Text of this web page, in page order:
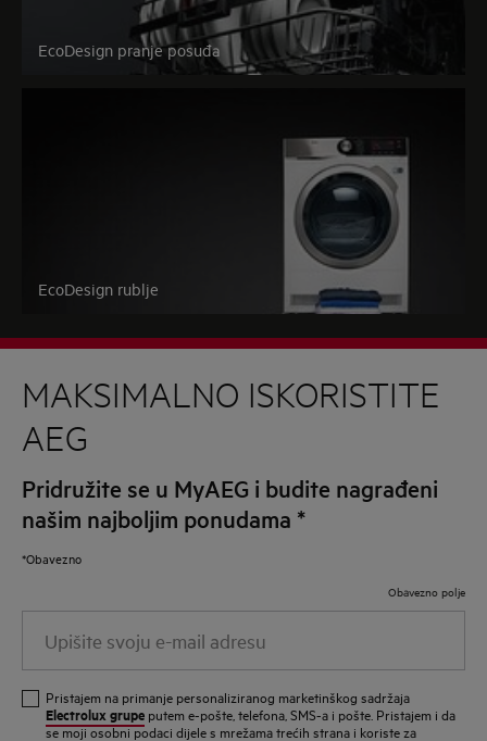
EcoDesign pranje posuđa
EcoDesign rublje
MAKSIMALNO ISKORISTITE
AEG
Pridružite se u MyAEG i budite nagrađeni
našim najboljim ponudama *
*Obavezno
Obavezno polje
svoju
mailPristajem na primanje personaliziranog marketinškog sadržaja
Electrolux grupe putem e-pošte, telefona, SMS-a i pošte. Pristajem i da
se moji osobni podaci dijele s mrežama trećih strana i koriste za